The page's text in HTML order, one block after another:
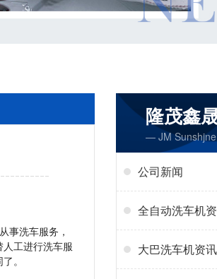
事洗车服务，
工进行洗车服
。
隆茂鑫
— JM
公司新闻
全自动洗车机
大巴洗车机资讯